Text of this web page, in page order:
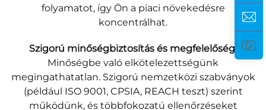
folyamatot, így Ön a piaci növekedésre
koncentrálhat.
Szigorú minőségbiztosítás és megfelelőség:
Minőségbe való elkötelezettségünk
megingathatatlan. Szigorú nemzetközi szabványok
(például ISO 9001, CPSIA, REACH teszt) szerint
működünk, és többfokozatú ellenőrzéseket